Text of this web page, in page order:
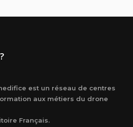
est un réseau de centres
aux métiers du drone
Français.